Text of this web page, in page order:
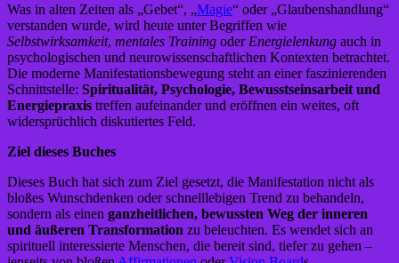
Was in alten Zeiten als „Gebet“, „Magie“ oder „Glaubenshandlung“
verstanden wurde, wird heute unter Begriffen wie
Selbstwirksamkeit, mentales Training oder Energielenkung auch in
psychologischen und neurowissenschaftlichen Kontexten betrachtet.
Die moderne Manifestationsbewegung steht an einer faszinierenden
Schnittstelle: Spiritualität, Psychologie, Bewusstseinsarbeit und
Energiepraxis treffen aufeinander und eröffnen ein weites, oft
widersprüchlich diskutiertes Feld.
Ziel dieses Buches
Dieses Buch hat sich zum Ziel gesetzt, die Manifestation nicht als
bloßes Wunschdenken oder schnelllebigen Trend zu behandeln,
sondern als einen ganzheitlichen, bewussten Weg der inneren
und äußeren Transformation zu beleuchten. Es wendet sich an
spirituell interessierte Menschen, die bereit sind, tiefer zu gehen –